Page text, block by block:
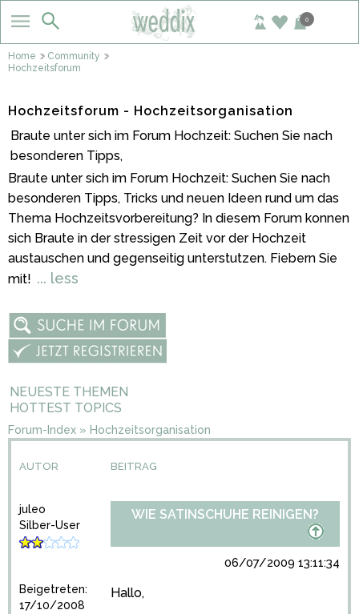
0
Home
Community
Hochzeitsforum
Hochzeitsforum - Hochzeitsorganisation
Braute unter sich im Forum Hochzeit: Suchen Sie nach
besonderen Tipps,
Braute unter sich im Forum Hochzeit: Suchen Sie nach
besonderen Tipps, Tricks und neuen Ideen rund um das
Thema Hochzeitsvorbereitung? In diesem Forum konnen
sich Braute in der stressigen Zeit vor der Hochzeit
austauschen und gegenseitig unterstutzen. Fiebern Sie
mit! ... less
NEUESTE THEMEN
HOTTEST TOPICS
Forum-Index » Hochzeitsorganisation
AUTOR BEITRAG
juleo
Silber-User
Beigetreten:
17/10/2008
WIE SATINSCHUHE REINIGEN?
06/07/2009 13:11:34
Hallo,